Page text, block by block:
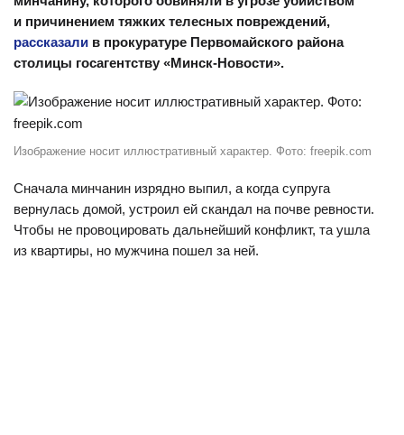
и причинением тяжких телесных повреждений,
рассказали в прокуратуре Первомайского района
столицы госагентству «Минск-Новости».
Изображение носит иллюстративный характер. Фото: freepik.com
Сначала минчанин изрядно выпил, а когда супруга
вернулась домой, устроил ей скандал на почве ревности.
Чтобы не провоцировать дальнейший конфликт, та ушла
из квартиры, но мужчина пошел за ней.